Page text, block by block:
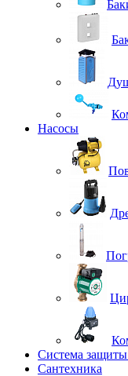
Насосы
Система
Сантехника